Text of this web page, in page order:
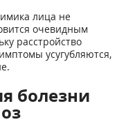
лица не
очевидным
расстройство
усугубляются,
болезни